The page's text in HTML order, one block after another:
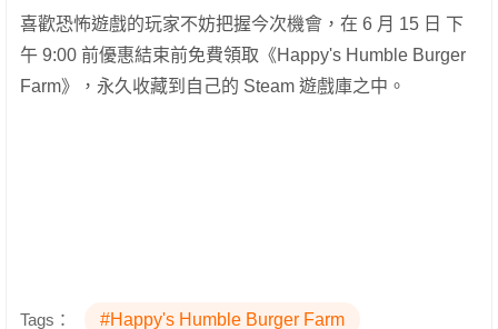
喜歡恐怖遊戲的玩家不妨把握今次機會，在 6 月 15 日 下
午 9:00 前優惠結束前免費領取《Happy's Humble Burger
Farm》，永久收藏到自己的 Steam 遊戲庫之中。
Tags： #Happy's Humble Burger Farm